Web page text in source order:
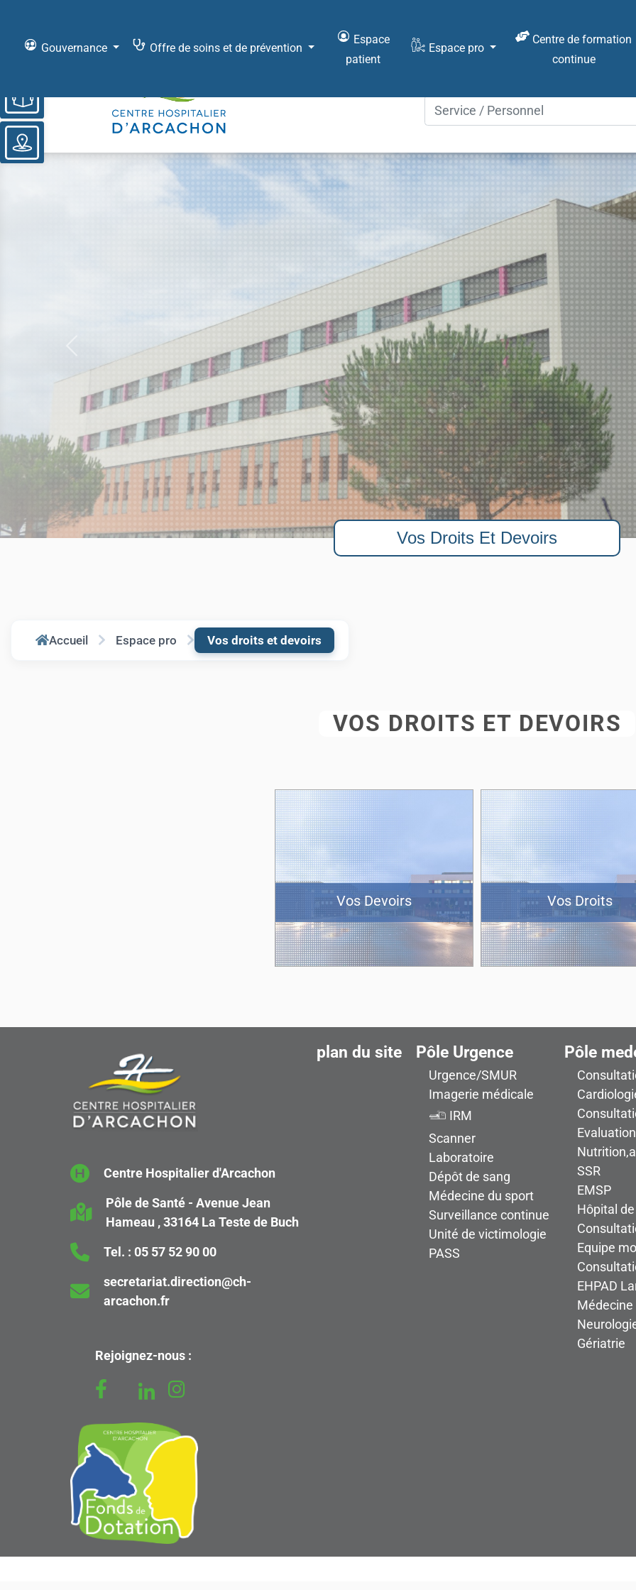
Gouvernance Offre de soins et de prévention
Espace
patient
Espace pro
Centre de formation
continue
Vos Droits Et Devoirs
Accueil Espace pro Vos droits et devoirs
VOS DROITS ET DEVOIRS
Vos Devoirs Vos Droits
Centre Hospitalier d'Arcachon
Pôle de Santé - Avenue Jean
Hameau , 33164 La Teste de Buch
Tel. : 05 57 52 90 00
secretariat.direction@ch-
arcachon.fr
Rejoignez-nous :
plan du site Pôle Urgence
Urgence/SMUR
Imagerie médicale
IRM
Scanner
Laboratoire
Dépôt de sang
Médecine du sport
Surveillance continue
Unité de victimologie
PASS
Pôle
SSR
EMSP
Hôpital
Equipe
EHPAD
Gériatrie